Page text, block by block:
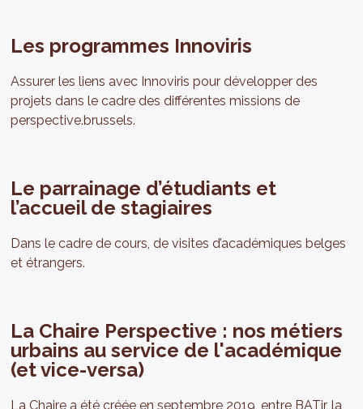
Les programmes Innoviris
Assurer les liens avec Innoviris pour développer des
projets dans le cadre des différentes missions de
perspective.brussels.
Le parrainage d’étudiants et
l’accueil de stagiaires
Dans le cadre de cours, de visites d’académiques belges
et étrangers.
La Chaire Perspective : nos métiers
urbains au service de l'académique
(et vice-versa)
La Chaire a été créée en septembre 2019, entre BATir, la